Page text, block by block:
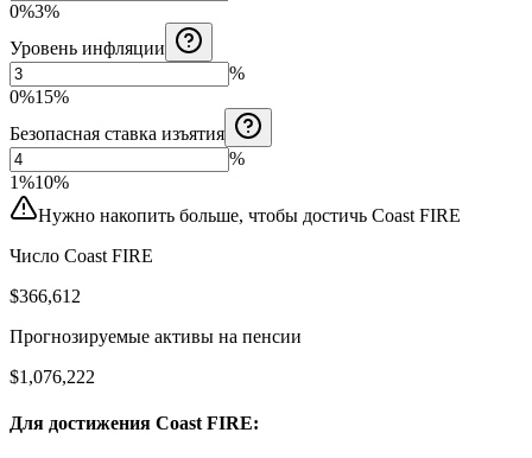
0%3%
Уровень инфляции
%
0%15%
Безопасная ставка изъятия
%
1%10%
Нужно накопить больше, чтобы достичь Coast FIRE
Число Coast FIRE
$366,612
Прогнозируемые активы на пенсии
$1,076,222
Для достижения Coast FIRE: